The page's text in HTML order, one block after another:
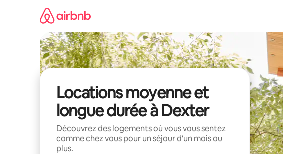
Locations moyenne et
longue durée à Dexter
Découvrez des logements où vous vous sentez
comme chez vous pour un séjour d'un mois ou
plus.